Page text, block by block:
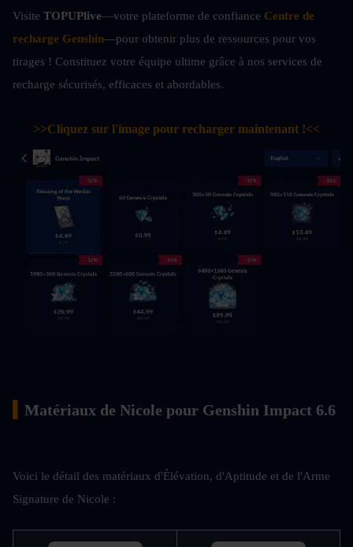
Visite TOPUPlive—votre plateforme de confiance Centre de
recharge Genshin—pour obtenir plus de ressources pour vos
tirages ! Constituez votre équipe ultime grâce à nos services de
recharge sécurisés, efficaces et abordables.
>>Cliquez sur l'image pour recharger maintenant !<<
Matériaux de Nicole pour Genshin Impact 6.6
Voici le détail des matériaux d'Élévation, d'Aptitude et de l'Arme
Signature de Nicole :